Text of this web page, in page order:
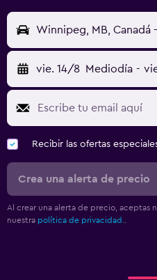
vie. 14/8 Mediodía -
Recibir las ofertas
Crea una alerta de precio
Al crear una alerta de precio, aceptas
nuestra política de privacidad..